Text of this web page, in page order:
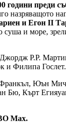
преди
назряващото
и Егон II
суша и море,
Р.Р.
Филипа
Юън
Кърт
Max.